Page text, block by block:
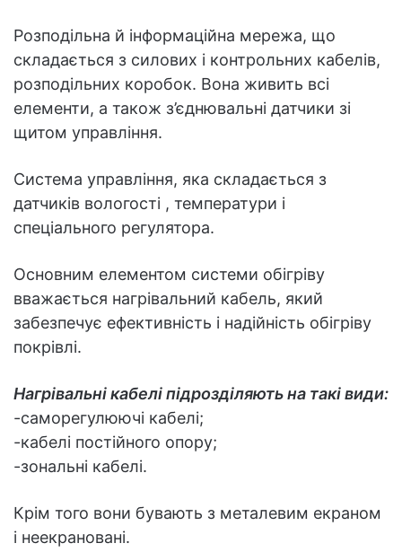
Розподільна й інформаційна мережа, що
складається з силових і контрольних кабелів,
розподільних коробок. Вона живить всі
елементи, а також з’єднювальні датчики зі
щитом управління.
Система управління, яка складається з
датчиків вологості , температури і
спеціального регулятора.
Основним елементом системи обігріву
вважається нагрівальний кабель, який
забезпечує ефективність і надійність обігріву
покрівлі.
Нагрівальні кабелі підрозділяють на такі види:
-саморегулюючі кабелі;
-кабелі постійного опору;
-зональні кабелі.
Крім того вони бувають з металевим екраном
і неекрановані.